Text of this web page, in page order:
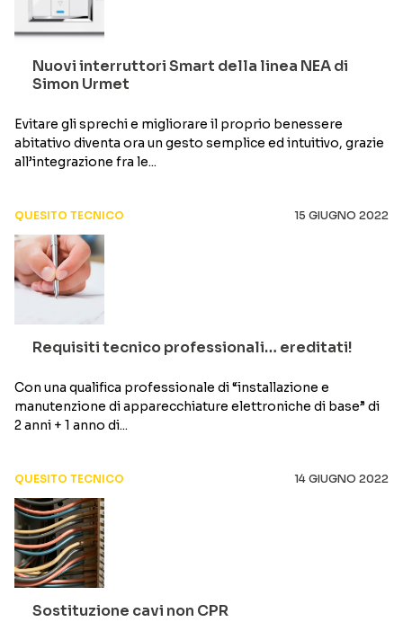
Nuovi interruttori Smart della linea NEA di
Simon Urmet
Evitare gli sprechi e migliorare il proprio benessere
abitativo diventa ora un gesto semplice ed intuitivo, grazie
all’integrazione fra le...
QUESITO TECNICO 15 GIUGNO 2022
Requisiti tecnico professionali… ereditati!
Con una qualifica professionale di “installazione e
manutenzione di apparecchiature elettroniche di base” di
2 anni + 1 anno di...
QUESITO TECNICO 14 GIUGNO 2022
Sostituzione cavi non CPR